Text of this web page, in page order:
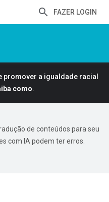
FAZER LOGIN
promover a igualdade racial
como.
de conteúdos para seu
com IA podem ter erros.